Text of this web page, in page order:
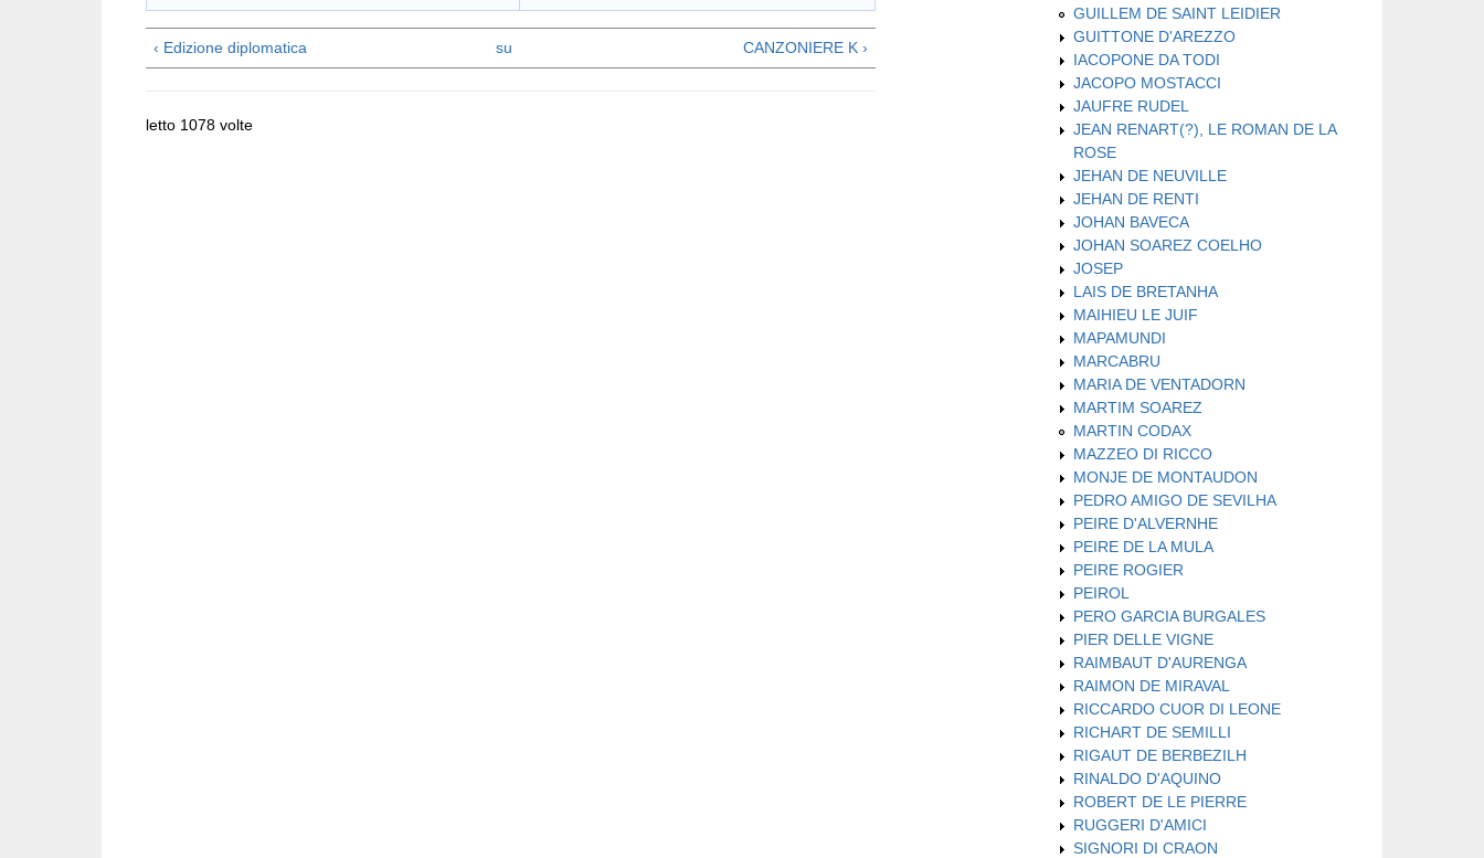
‹ Edizione diplomatica su CANZONIERE K ›
letto 1078 volte
GUILLEM DE SAINT LEIDIER
GUITTONE D'AREZZO
IACOPONE DA TODI
JACOPO MOSTACCI
JAUFRE RUDEL
JEAN RENART(?), LE ROMAN DE LA
ROSE
JEHAN DE NEUVILLE
JEHAN DE RENTI
JOHAN BAVECA
JOHAN SOAREZ COELHO
JOSEP
LAIS DE BRETANHA
MAIHIEU LE JUIF
MAPAMUNDI
MARCABRU
MARIA DE VENTADORN
MARTIM SOAREZ
MARTIN CODAX
MAZZEO DI RICCO
MONJE DE MONTAUDON
PEDRO AMIGO DE SEVILHA
PEIRE D'ALVERNHE
PEIRE DE LA MULA
PEIRE ROGIER
PEIROL
PERO GARCIA BURGALES
PIER DELLE VIGNE
RAIMBAUT D'AURENGA
RAIMON DE MIRAVAL
RICCARDO CUOR DI LEONE
RICHART DE SEMILLI
RIGAUT DE BERBEZILH
RINALDO D'AQUINO
ROBERT DE LE PIERRE
RUGGERI D'AMICI
SIGNORI DI CRAON